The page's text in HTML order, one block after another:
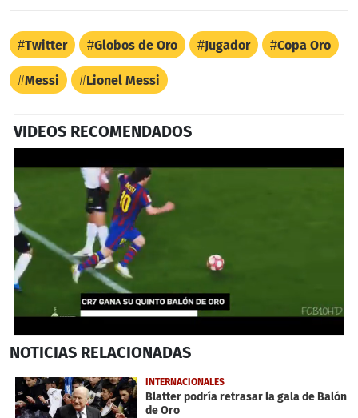
Twitter Globos de Oro Jugador Copa Oro
Messi Lionel Messi
VIDEOS RECOMENDADOS
seconds
53
seconds
NOTICIAS RELACIONADAS
INTERNACIONALES
Blatter podría retrasar la gala de Balón
de Oro